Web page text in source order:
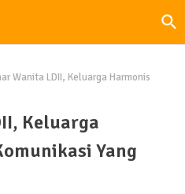
Wanita LDII, Keluarga Harmonis
Keluarga
Yang